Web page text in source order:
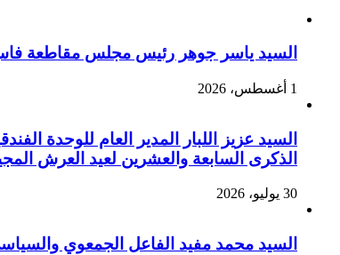
السيد ياسر جوهر رئيس مجلس مقاطعة فاس المدينة
1 أغسطس، 2026
السيد عزيز اللبار المدير العام للوحدة
الذكرى السابعة والعشرين لعيد العرش
30 يوليو، 2026
السيد محمد مفيد الفاعل الجمعوي والسياسي بفاس